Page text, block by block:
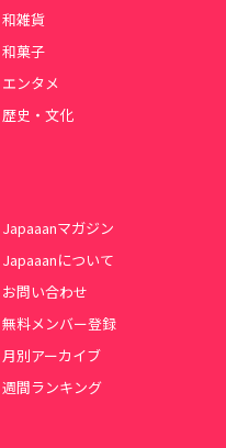
和雑貨
和菓子
エンタメ
歴史・文化
Japaaanマガジン
Japaaanについて
お問い合わせ
無料メンバー登録
月別アーカイブ
週間ランキング